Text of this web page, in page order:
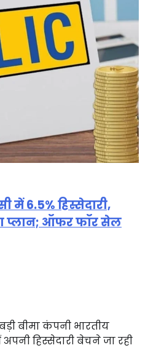
6.5% हिस्सेदारी,
प्लान; ऑफर फॉर सेल
बीमा कंपनी भारतीय
हिस्सेदारी बेचने जा रही